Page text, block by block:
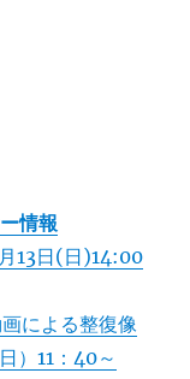
情報
13日(日)14:00
による整復像
）11：40～